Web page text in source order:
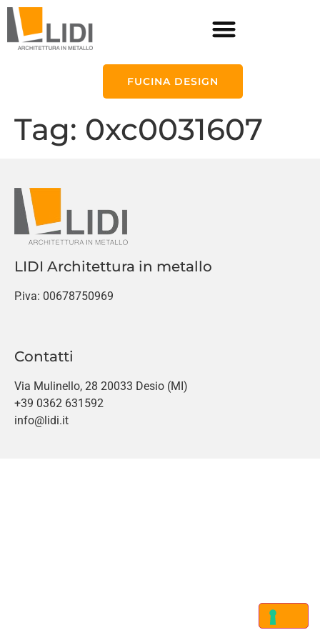
FUCINA DESIGN
Tag: 0xc0031607
LIDI Architettura in metallo
P.iva: 00678750969
Contatti
Via Mulinello, 28 20033 Desio (MI)
+39 0362 631592
info@lidi.it